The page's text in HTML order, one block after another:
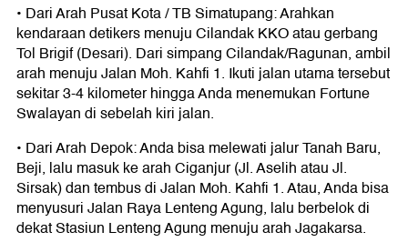
• Dari Arah Pusat Kota / TB Simatupang: Arahkan
kendaraan detikers menuju Cilandak KKO atau gerbang
Tol Brigif (Desari). Dari simpang Cilandak/Ragunan, ambil
arah menuju Jalan Moh. Kahfi 1. Ikuti jalan utama tersebut
sekitar 3-4 kilometer hingga Anda menemukan Fortune
Swalayan di sebelah kiri jalan.
• Dari Arah Depok: Anda bisa melewati jalur Tanah Baru,
Beji, lalu masuk ke arah Ciganjur (Jl. Aselih atau Jl.
Sirsak) dan tembus di Jalan Moh. Kahfi 1. Atau, Anda bisa
menyusuri Jalan Raya Lenteng Agung, lalu berbelok di
dekat Stasiun Lenteng Agung menuju arah Jagakarsa.